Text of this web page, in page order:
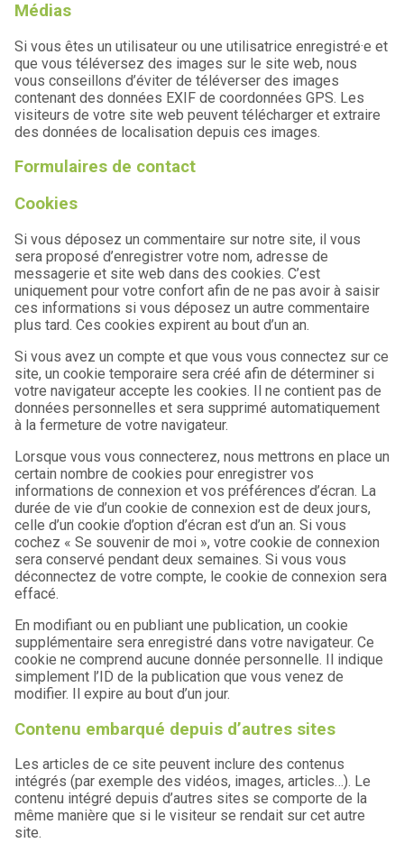
Médias
Si vous êtes un utilisateur ou une utilisatrice enregistré·e et
que vous téléversez des images sur le site web, nous
vous conseillons d’éviter de téléverser des images
contenant des données EXIF de coordonnées GPS. Les
visiteurs de votre site web peuvent télécharger et extraire
des données de localisation depuis ces images.
Formulaires de contact
Cookies
Si vous déposez un commentaire sur notre site, il vous
sera proposé d’enregistrer votre nom, adresse de
messagerie et site web dans des cookies. C’est
uniquement pour votre confort afin de ne pas avoir à saisir
ces informations si vous déposez un autre commentaire
plus tard. Ces cookies expirent au bout d’un an.
Si vous avez un compte et que vous vous connectez sur ce
site, un cookie temporaire sera créé afin de déterminer si
votre navigateur accepte les cookies. Il ne contient pas de
données personnelles et sera supprimé automatiquement
à la fermeture de votre navigateur.
Lorsque vous vous connecterez, nous mettrons en place un
certain nombre de cookies pour enregistrer vos
informations de connexion et vos préférences d’écran. La
durée de vie d’un cookie de connexion est de deux jours,
celle d’un cookie d’option d’écran est d’un an. Si vous
cochez « Se souvenir de moi », votre cookie de connexion
sera conservé pendant deux semaines. Si vous vous
déconnectez de votre compte, le cookie de connexion sera
effacé.
En modifiant ou en publiant une publication, un cookie
supplémentaire sera enregistré dans votre navigateur. Ce
cookie ne comprend aucune donnée personnelle. Il indique
simplement l’ID de la publication que vous venez de
modifier. Il expire au bout d’un jour.
Contenu embarqué depuis d’autres sites
Les articles de ce site peuvent inclure des contenus
intégrés (par exemple des vidéos, images, articles…). Le
contenu intégré depuis d’autres sites se comporte de la
même manière que si le visiteur se rendait sur cet autre
site.